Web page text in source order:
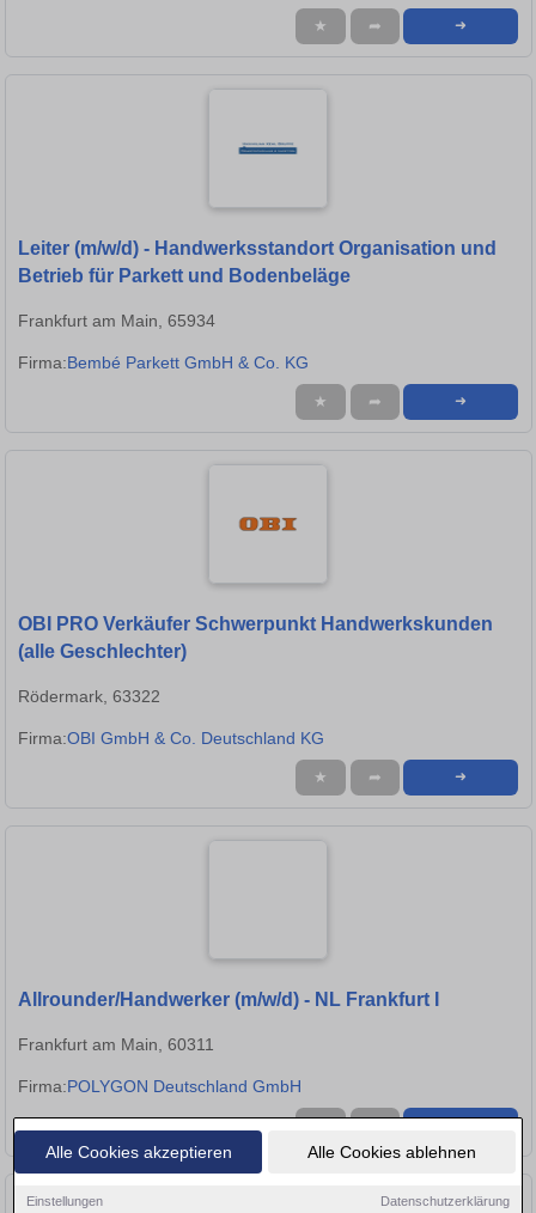
Alle Cookies akzeptieren Alle Cookies ablehnen
Einstellungen Datenschutzerklärung
★ ➦ ➜
Leiter (m/w/d) - Handwerksstandort Organisation und
Betrieb für Parkett und Bodenbeläge
Frankfurt am Main, 65934
Firma:Bembé Parkett GmbH & Co. KG
★ ➦ ➜
OBI PRO Verkäufer Schwerpunkt Handwerkskunden
(alle Geschlechter)
Rödermark, 63322
Firma:OBI GmbH & Co. Deutschland KG
★ ➦ ➜
Allrounder/Handwerker (m/w/d) - NL Frankfurt I
Frankfurt am Main, 60311
Firma:POLYGON Deutschland GmbH